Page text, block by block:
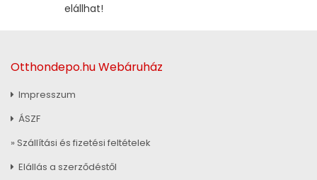
elállhat!
Otthondepo.hu Webáruház
Impresszum
ÁSZF
» Szállítási és fizetési feltételek
Elállás a szerződéstől